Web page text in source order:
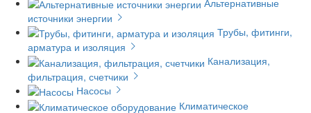
источники энергии
Трубы, фитинги,
арматура и изоляция
Канализация,
фильтрация, счетчики
Насосы
Климатическое